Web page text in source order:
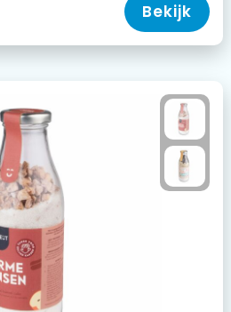
Bekijk